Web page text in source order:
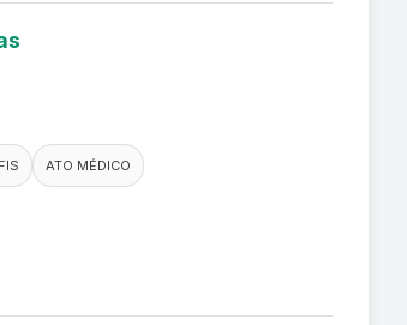
ATO MÉDICO